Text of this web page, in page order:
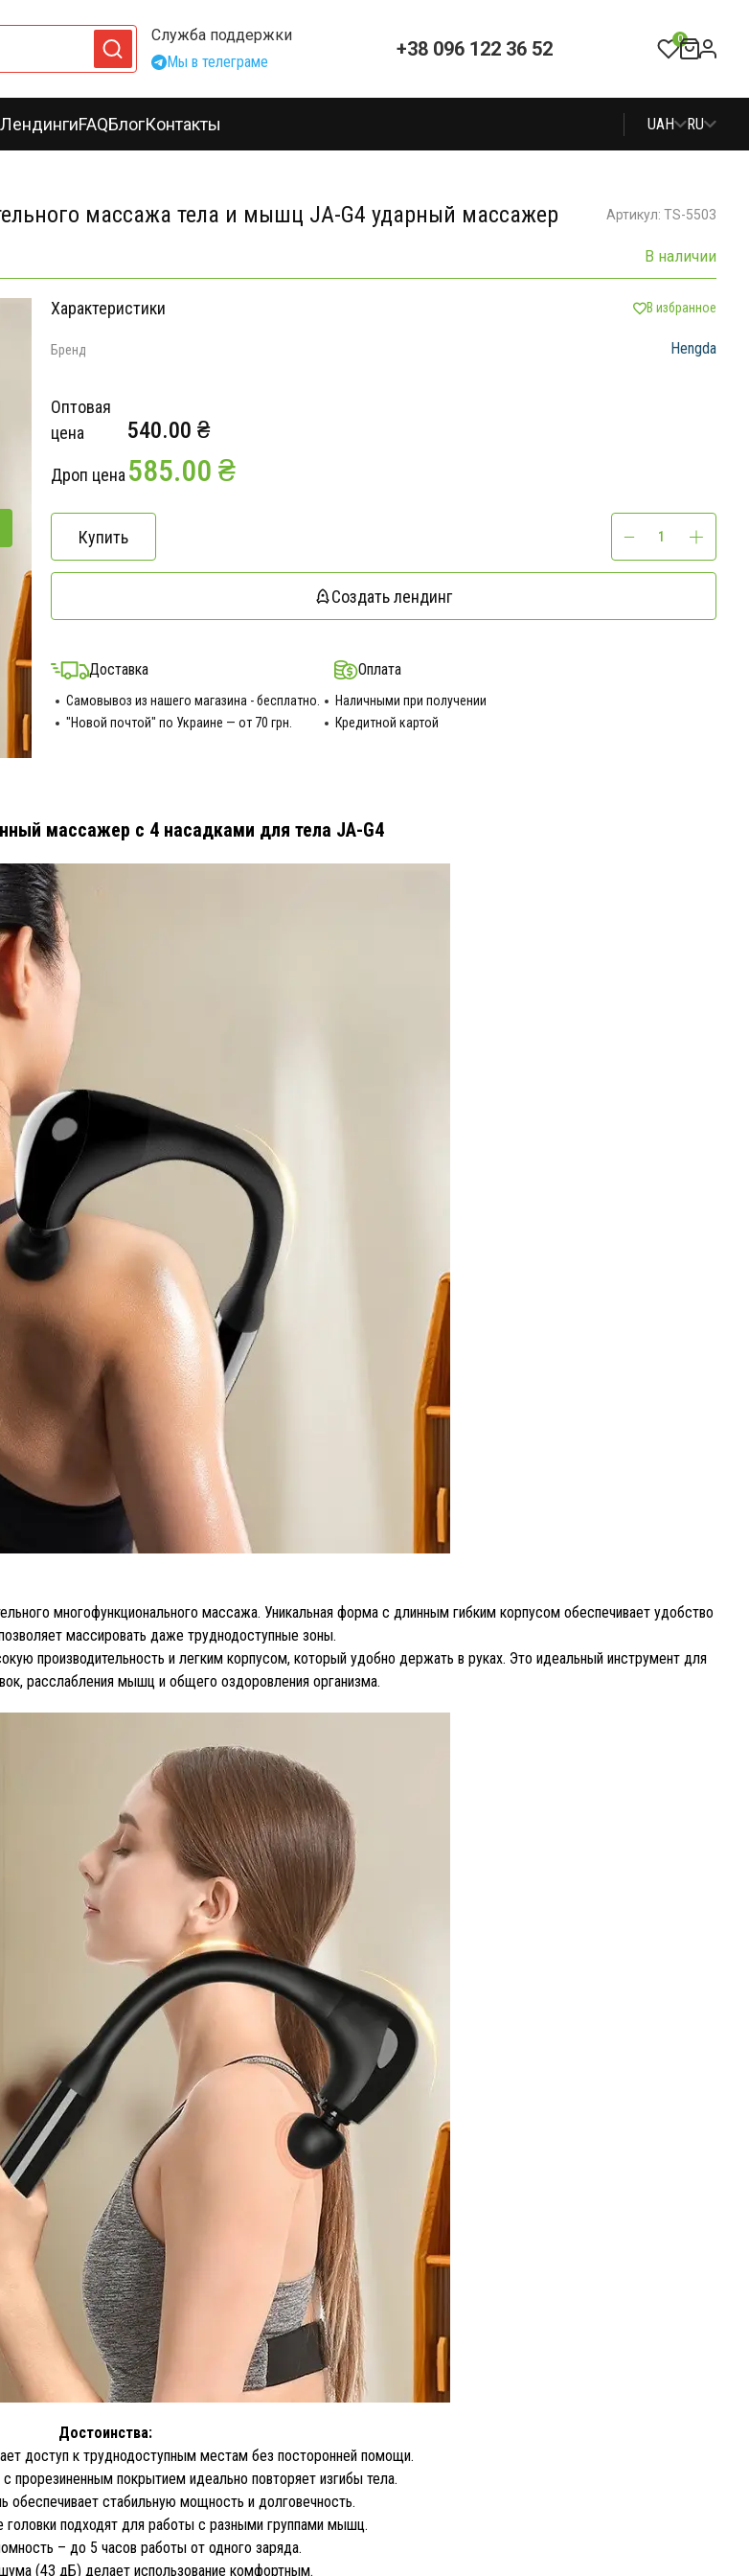
Служба поддержки
Мы в телеграме
+38 096 122 36 52 0
ЛендингиFAQБлогКонтакты UAH RU
массажа тела и мышц JA-G4 ударный массажер Артикул: TS-5503
В наличии
Характеристики В избранное
Бренд Hengda
Оптовая
цена
540.00 ₴
Дроп цена 585.00 ₴
Купить
Создать лендинг
Доставка
Самовывоз из нашего магазина - бесплатно.
"Новой почтой" по Украине — от 70 грн.
Оплата
Наличными при получении
Кредитной картой
массажер с 4 насадками для тела JA-G4
многофункционального массажа. Уникальная форма с длинным гибким корпусом обеспечивает удобство
массировать даже труднодоступные зоны.
и легким корпусом, который удобно держать в руках. Это идеальный инструмент для
расслабления мышц и общего оздоровления организма.
Достоинства:
доступ к труднодоступным местам без посторонней помощи.
прорезиненным покрытием идеально повторяет изгибы тела.
обеспечивает стабильную мощность и долговечность.
подходят для работы с разными группами мышц.
– до 5 часов работы от одного заряда.
(43 дБ) делает использование комфортным.